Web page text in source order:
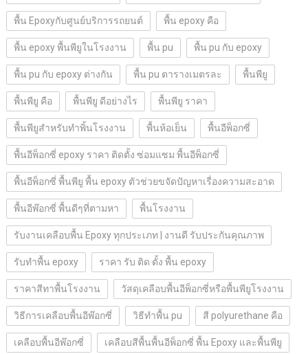
พื้น Epoxyกับศูนย์บริการรถยนต์ พื้น epoxy คือ
พื้น epoxy พื้นพียูในโรงงาน พื้น pu พื้น pu กับ epoxy
พื้น pu กับ epoxy ต่างกัน พื้น pu ตารางเมตรละ พื้นพียู
พื้นพียู คือ พื้นพียู ดีอย่างไร พื้นพียู ราคา
พื้นพียูสำหรับทำพิ้นโรงงาน พื้นห้อเย็น พื้นอีพ็อกซี่
พื้นอีพ็อกซี่ epoxy ราคา ติดตั้ง ซ่อมแซม พื้นอีพ็อกซี่
พื้นอีพ็อกซี่ พื้นพียู พื้น epoxy ตัวช่วยขจัดปัญหาเรื่องความสะอาด
พื้นอีพ๊อกซี่ พื้นดีๆที่ตามหา พื้นโรงงาน
รับงานเคลือบพื้น Epoxy ทุกประเภท | งานดี รับประกันคุณภาพ
รับทำพื้น epoxy ราคา รับ ติด ตั้ง พื้น epoxy
ราคาสีทาพื้นโรงงาน วัสดุเคลือบพื้นอีพ็อกซี่หรือพื้นพียูโรงงาน
วิธีการเคลือบพื้นอีพ๊อกซี่ วิธีทำพื้น pu สี polyurethane คือ
เคลือบพื้นอีพ๊อกซี่ เคลือบสีพื้นพื้นอีพ็อกซี่ พื้น Epoxy และพื้นพียู